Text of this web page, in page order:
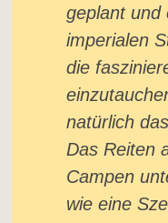
geplant und
imperialen
die
natürlich
Das Reiten
Campen
wie eine